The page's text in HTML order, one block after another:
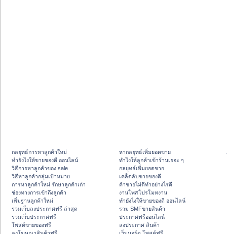
กลยุทธ์การหาลูกค้าใหม่
ทํายังไงให้ขายของดี ออนไลน์
วิธีการหาลูกค้าของ sale
วิธีหาลูกค้ากลุ่มเป้าหมาย
การหาลูกค้าใหม่ รักษาลูกค้าเก่า
ช่องทางการเข้าถึงลูกค้า
เพิ่มฐานลูกค้าใหม่
รวมเว็บลงประกาศฟรี ล่าสุด
รวมเว็บประกาศฟรี
โพสต์ขายของฟรี
หากลยุทธ์เพิ่มยอดขาย
ทําไงให้ลูกค้าเข้าร้านเยอะ ๆ
กลยุทธ์เพิ่มยอดขาย
เคล็ดลับขายของดี
ค้าขายไม่ดีทำอย่างไรดี
งานโพสโปรโมทงาน
ทํายังไงให้ขายของดี ออนไลน์
รวม SMFขายสินค้า
ประกาศฟรีออนไลน์
ลงประกาศ สินค้า